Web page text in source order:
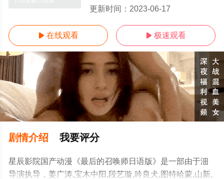
更新时间： 2023-06-17
 在线观看  极速观看
剧情介绍 我要评分
星辰影院国产动漫《最后的召唤师日语版》是一部由于沺
导演执导，姜广涛,宝木中阳,段艺璇,吟良犬,图特哈蒙,山新,